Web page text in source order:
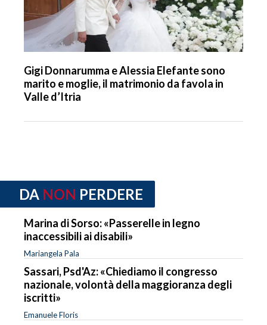
Gigi Donnarumma e Alessia Elefante sono
marito e moglie, il matrimonio da favola in
Valle d’Itria
DA NON PERDERE
Marina di Sorso: «Passerelle in legno
inaccessibili ai disabili»
Mariangela Pala
Sassari, Psd'Az: «Chiediamo il congresso
nazionale, volontà della maggioranza degli
iscritti»
Emanuele Floris